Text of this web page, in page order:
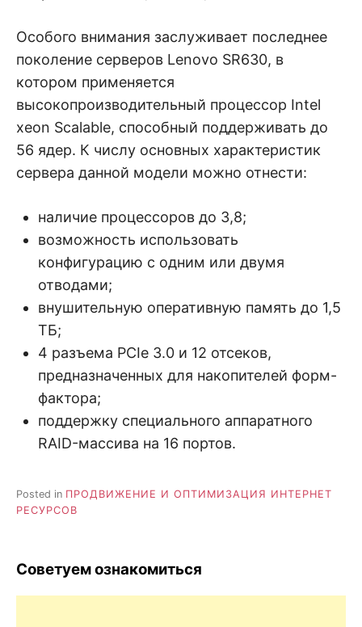
Особого внимания заслуживает последнее
поколение серверов Lenovo SR630, в
котором применяется
высокопроизводительный процессор Intel
xeon Scalable, способный поддерживать до
56 ядер. К числу основных характеристик
сервера данной модели можно отнести:
наличие процессоров до 3,8;
возможность использовать
конфигурацию с одним или двумя
отводами;
внушительную оперативную память до 1,5
ТБ;
4 разъема PCIe 3.0 и 12 отсеков,
предназначенных для накопителей форм-
фактора;
поддержку специального аппаратного
RAID-массива на 16 портов.
Posted in ПРОДВИЖЕНИЕ И ОПТИМИЗАЦИЯ ИНТЕРНЕТ
РЕСУРСОВ
Советуем ознакомиться